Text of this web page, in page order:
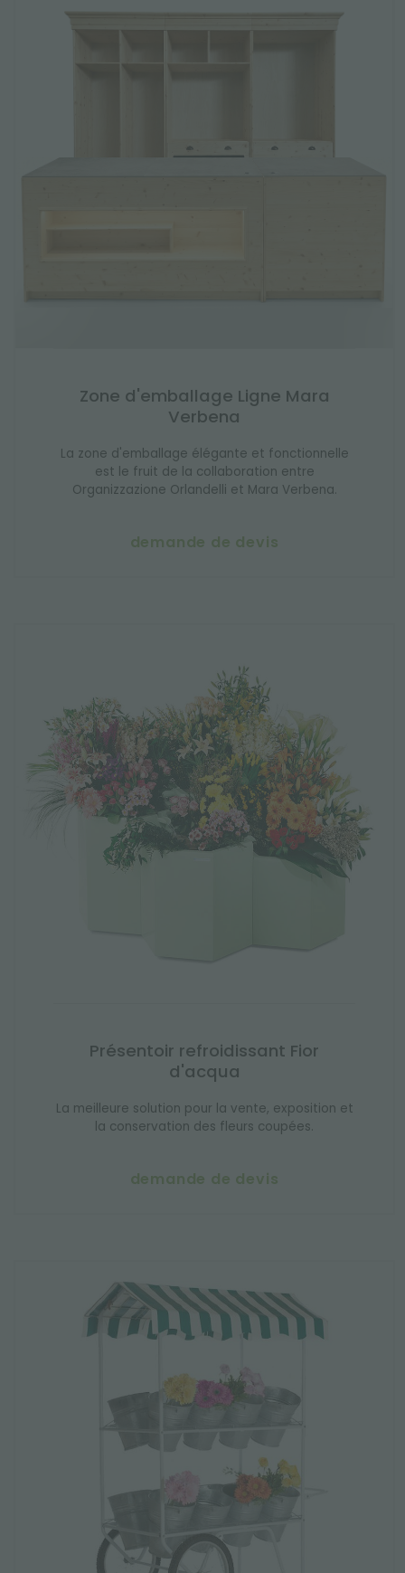
Zone d'emballage Ligne Mara
Verbena
La zone d'emballage élégante et fonctionnelle
est le fruit de la collaboration entre
Organizzazione Orlandelli et Mara Verbena.
demande de devis
Présentoir refroidissant Fior
d'acqua
La meilleure solution pour la vente, exposition et
la conservation des fleurs coupées.
demande de devis